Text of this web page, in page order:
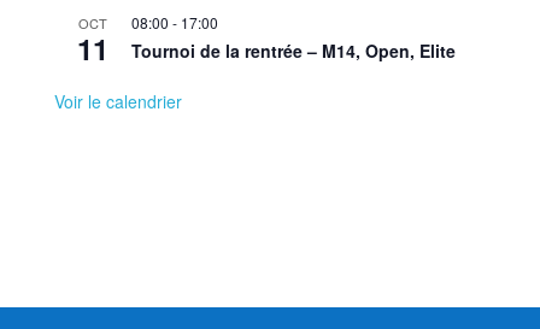
OCT
11
08:00 - 17:00
Tournoi de la rentrée – M14, Open, Elite
Voir le calendrier